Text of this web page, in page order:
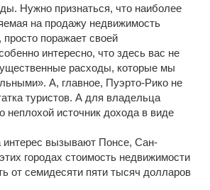
Нужно признаться, что наиболее
на продажу недвижимость
поражает своей
интересно, что здесь вас не
расходы, которые мы
А, главное, Пуэрто-Рико не
туристов. А для владельца
неплохой источник дохода в виде
вызывают Понсе, Сан-
городах стоимость недвижимости
от семидесяти пяти тысяч долларов